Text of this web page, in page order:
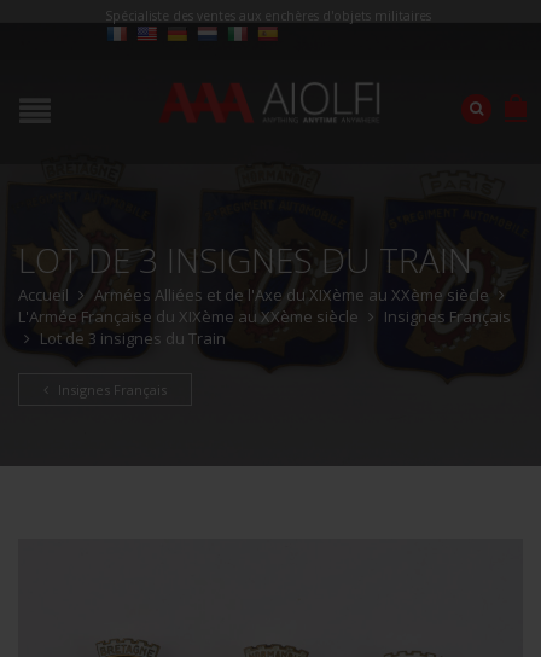
Spécialiste des ventes aux enchères d'objets militaires
LOT DE 3 INSIGNES DU TRAIN
Accueil
Armées Alliées et de l'Axe du XIXème au XXème siècle
L'Armée Française du XIXème au XXème siècle
Insignes Français
Lot de 3 insignes du Train
Insignes Français